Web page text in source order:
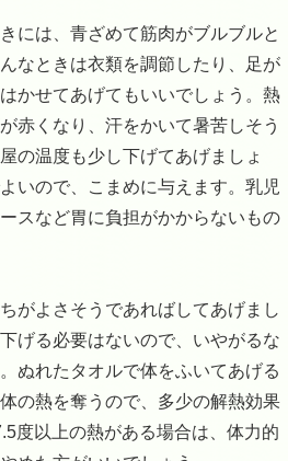
には、青ざめて筋肉がブルブルと
なときは衣類を調節したり、足が
かせてあげてもいいでしょう。熱
赤くなり、汗をかいて暑苦しそう
の温度も少し下げてあげましょ
いので、こまめに与えます。乳児
スなど胃に負担がかからないもの
がよさそうであればしてあげまし
げる必要はないので、いやがるな
ぬれたタオルで体をふいてあげる
の熱を奪うので、多少の解熱効果
度以上の熱がある場合は、体力的